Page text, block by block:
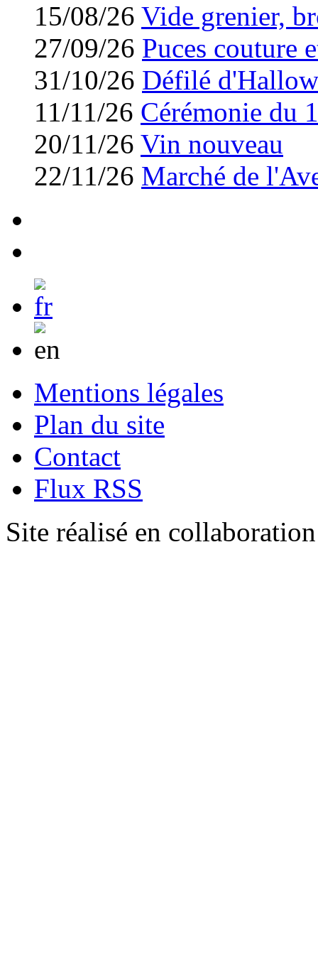
15/08/26 Vide grenier,
27/09/26 Puces couture
31/10/26 Défilé
11/11/26 Cérémonie du
20/11/26 Vin nouveau
22/11/26 Marché de
Mentions légales
Plan du site
Contact
Flux RSS
Site réalisé en